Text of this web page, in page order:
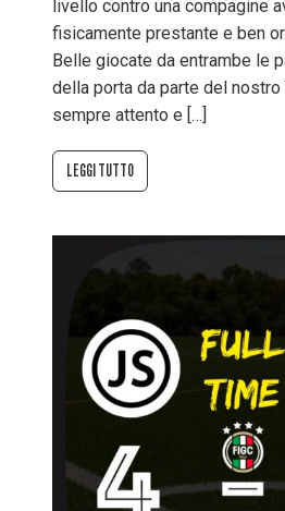
livello contro una compagine
fisicamente prestante e ben
Belle giocate da entrambe le
della porta da parte del nostro
sempre attento e […]
LEGGI TUTTO